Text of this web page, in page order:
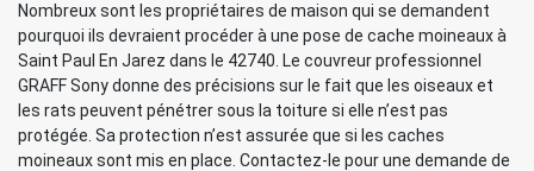
Nombreux sont les propriétaires de maison qui se demandent
pourquoi ils devraient procéder à une pose de cache moineaux à
Saint Paul En Jarez dans le 42740. Le couvreur professionnel
GRAFF Sony donne des précisions sur le fait que les oiseaux et
les rats peuvent pénétrer sous la toiture si elle n’est pas
protégée. Sa protection n’est assurée que si les caches
moineaux sont mis en place. Contactez-le pour une demande de